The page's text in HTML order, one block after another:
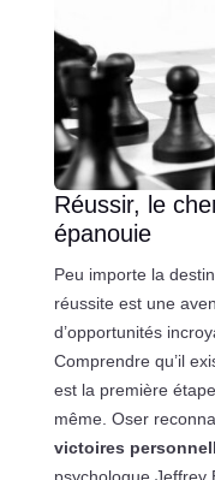
Réussir, le
épanouie
Peu importe la
réussite est une
d’opportunités
Comprendre qu’il
est la première
même. Oser
victoires